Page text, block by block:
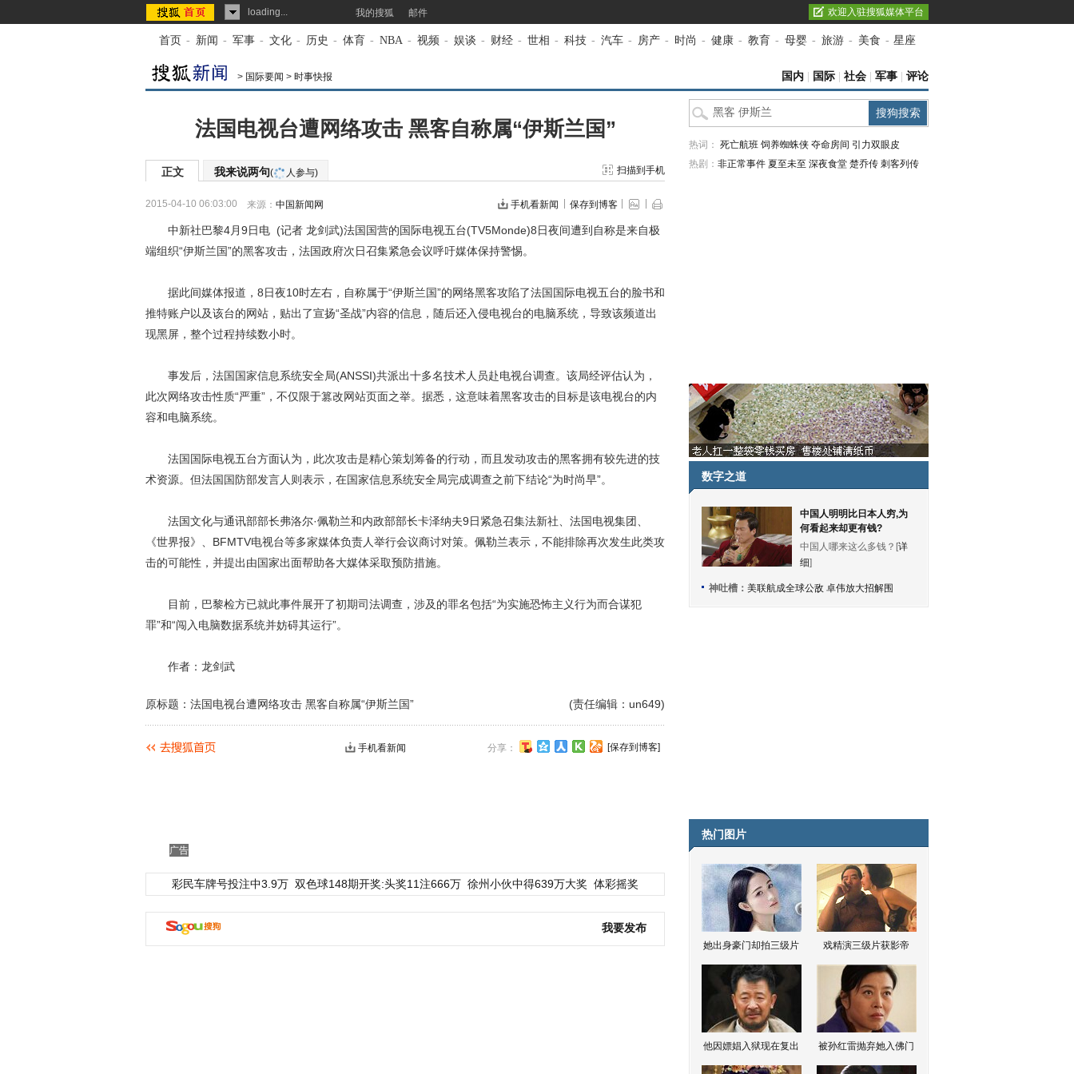
loading... 我的搜狐 邮件 欢迎入驻搜狐媒体平台
首页 - 新闻 - 军事 - 文化 - 历史 - 体育 - NBA - 视频 - 娱谈 - 财经 - 世相 - 科技 - 汽车 - 房产 - 时尚 - 健康 - 教育 - 母婴 - 旅游 - 美食 - 星座
> 国际要闻 > 时事快报 国内 国际 社会 军事 评论
法国电视台遭网络攻击 黑客自称属“伊斯兰国”
正文 我来说两句( 人参与) 扫描到手机
2015-04-10 06:03:00 来源： 中国新闻网 手机看新闻 保存到博客
中新社巴黎4月9日电 (记者 龙剑武)法国国营的国际电视五台(TV5Monde)8日夜间遭到自称是来自极
端组织“伊斯兰国”的黑客攻击，法国政府次日召集紧急会议呼吁媒体保持警惕。
据此间媒体报道，8日夜10时左右，自称属于“伊斯兰国”的网络黑客攻陷了法国国际电视五台的脸书和
推特账户以及该台的网站，贴出了宣扬“圣战”内容的信息，随后还入侵电视台的电脑系统，导致该频道出
现黑屏，整个过程持续数小时。
事发后，法国国家信息系统安全局(ANSSI)共派出十多名技术人员赴电视台调查。该局经评估认为，
此次网络攻击性质“严重”，不仅限于篡改网站页面之举。据悉，这意味着黑客攻击的目标是该电视台的内
容和电脑系统。
法国国际电视五台方面认为，此次攻击是精心策划筹备的行动，而且发动攻击的黑客拥有较先进的技
术资源。但法国国防部发言人则表示，在国家信息系统安全局完成调查之前下结论“为时尚早”。
法国文化与通讯部部长弗洛尔·佩勒兰和内政部部长卡泽纳夫9日紧急召集法新社、法国电视集团、
《世界报》、BFMTV电视台等多家媒体负责人举行会议商讨对策。佩勒兰表示，不能排除再次发生此类攻
击的可能性，并提出由国家出面帮助各大媒体采取预防措施。
目前，巴黎检方已就此事件展开了初期司法调查，涉及的罪名包括“为实施恐怖主义行为而合谋犯
罪”和“闯入电脑数据系统并妨碍其运行”。
作者：龙剑武
(责任编辑：un649)
原标题：法国电视台遭网络攻击 黑客自称属“伊斯兰国”
分享： [保存到博客]
手机看新闻
广告
彩民车牌号投注中3.9万 双色球148期开奖:头奖11注666万 徐州小伙中得639万大奖 体彩摇奖
我要发布
热词： 死亡航班 饲养蜘蛛侠 夺命房间 引力双眼皮
热剧： 非正常事件 夏至未至 深夜食堂 楚乔传 刺客列传
数字之道
中国人明明比日本人穷,为
何看起来却更有钱?
中国人哪来这么多钱？[详
细]
神吐槽： 美联航成全球公敌 卓伟放大招解围
热门图片
她出身豪门却拍三级片 戏精演三级片获影帝
他因嫖娼入狱现在复出 被孙红雷抛弃她入佛门